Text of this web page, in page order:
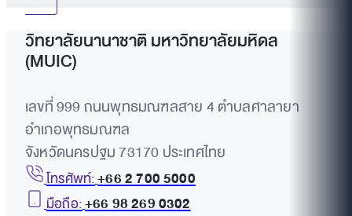
วิทยาลัยนานาชาติ มหาวิทยาลัยมหิดล
(MUIC)
เลขที่ 999 ถนนพุทธมณฑลสาย 4 ตำบลศาลายา
อำเภอพุทธมณฑล
จังหวัดนครปฐม 73170 ประเทศไทย
โทรศัพท์:+66 2 700 5000
มือถือ:+66 98 269 0302